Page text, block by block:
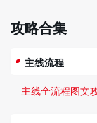
攻略合集
主线流程
主线全流程图文